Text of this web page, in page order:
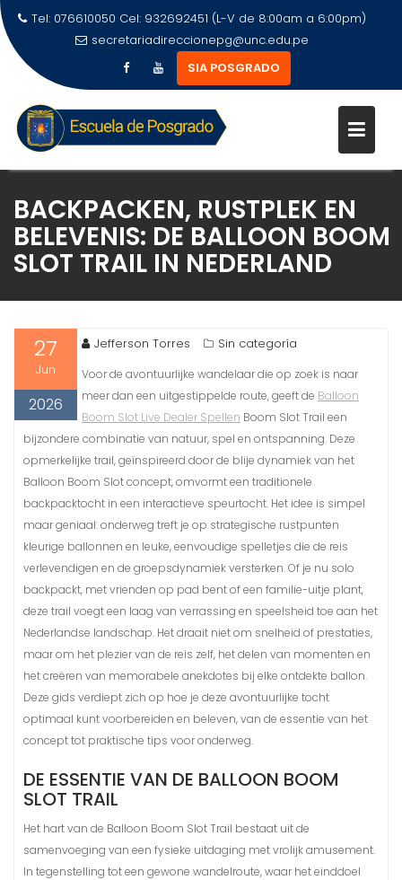
Tel: 076610050 Cel: 932692451 (L-V de 8:00am a 6:00pm)
secretariadireccionepg@unc.edu.pe
SIA POSGRADO
BACKPACKEN, RUSTPLEK EN
BELEVENIS: DE BALLOON BOOM
SLOT TRAIL IN NEDERLAND
27
Jun
2026
Jefferson Torres Sin categoría
Voor de avontuurlijke wandelaar die op zoek is naar
meer dan een uitgestippelde route, geeft de Balloon
Boom Slot Live Dealer Spellen Boom Slot Trail een
bijzondere combinatie van natuur, spel en ontspanning. Deze
opmerkelijke trail, geïnspireerd door de blije dynamiek van het
Balloon Boom Slot concept, omvormt een traditionele
backpacktocht in een interactieve speurtocht. Het idee is simpel
maar geniaal: onderweg treft je op strategische rustpunten
kleurige ballonnen en leuke, eenvoudige spelletjes die de reis
verlevendigen en de groepsdynamiek versterken. Of je nu solo
backpackt, met vrienden op pad bent of een familie-uitje plant,
deze trail voegt een laag van verrassing en speelsheid toe aan het
Nederlandse landschap. Het draait niet om snelheid of prestaties,
maar om het plezier van de reis zelf, het delen van momenten en
het creëren van memorabele anekdotes bij elke ontdekte ballon.
Deze gids verdiept zich op hoe je deze avontuurlijke tocht
optimaal kunt voorbereiden en beleven, van de essentie van het
concept tot praktische tips voor onderweg.
DE ESSENTIE VAN DE BALLOON BOOM
SLOT TRAIL
Het hart van de Balloon Boom Slot Trail bestaat uit de
samenvoeging van een fysieke uitdaging met vrolijk amusement.
In tegenstelling tot een gewone wandelroute, waar het einddoel